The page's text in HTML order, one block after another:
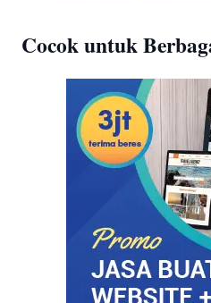
Cocok untuk